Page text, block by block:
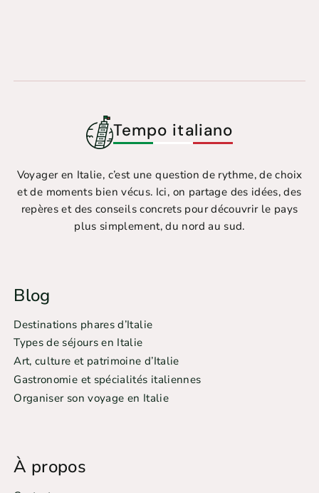
Tempo italiano
Voyager en Italie, c’est une question de rythme, de choix
et de moments bien vécus. Ici, on partage des idées, des
repères et des conseils concrets pour découvrir le pays
plus simplement, du nord au sud.
Blog
Destinations phares d’Italie
Types de séjours en Italie
Art, culture et patrimoine d’Italie
Gastronomie et spécialités italiennes
Organiser son voyage en Italie
À propos